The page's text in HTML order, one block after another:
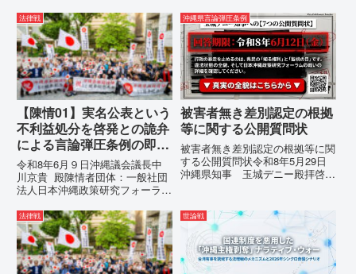
テルを貼りたい本当の理由「なぜ
沖縄県庁は、法を無視してまで私
を封じ込めようとするのか。」そ
の理由は明確です。県政が統治
の...
が請求した「差別認定の根拠」に
対し、県は全て非開示・存否応答
拒否を突きつけました。これは、
彼らが行政手続きの正当性を失
っ...
法律戦
【陳情01】実名公表という
不利益処分を啓発との詭弁
による言論弾圧条例の即時
運用停止を求める陳情
令和8年6月９日沖縄議会議長中
川京貴 殿陳情者団体：一般社団
法人日本沖縄政策研究フォーラム
所：沖縄県那覇市電 話：
080- 実名公表という不利益処分
を啓発との詭弁による言論弾圧条
例の即時運用停止を求める陳情
1...
沖縄県言論弾圧条例
被害者無き差別認定の根拠
等に関する公開質問状
被害者無き差別認定の根拠等に関
する公開質問状令和8年5月29日
沖縄県知事 玉城デニー殿拝啓貴
ます。私は、適正な意見陳述（弁
明）を行うにあたり、沖縄県行政
手続条例第28条で定められた...
法律戦 世論戦